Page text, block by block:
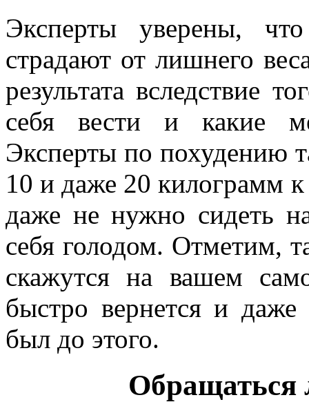
Эксперты уверены,
страдают от лишнего
результата вследствие
себя вести и какие
Эксперты по похудению
10 и даже 20 килограмм к
даже не нужно сидеть
себя голодом. Отметим,
скажутся на вашем
быстро вернется и даже
был до этого.
Обращаться